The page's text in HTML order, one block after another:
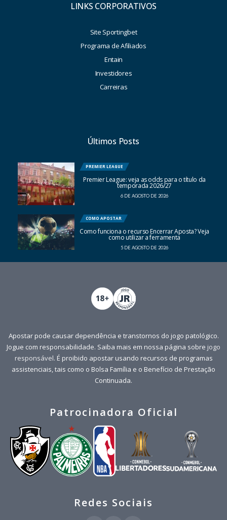
LINKS CORPORATIVOS
Site Sportingbet
Programa de Afiliados
Entain
Investidores
Carreiras
Últimos Posts
PREMIER LEAGUE
Premier League: veja as odds para o título da
temporada 2026/27
6 DE AGOSTO DE 2026
COMO APOSTAR
Como funciona o recurso Encerrar Aposta? Veja
como utilizar a ferramenta
5 DE AGOSTO DE 2026
Apostar pode causar dependência e transtornos do jogo patológico.
Jogue com responsabilidade. Saiba mais em nossa página sobre jogo
responsável. É proibido apostar usando recursos de programas
assistenciais, tais como o Bolsa Família e o Benefício de Prestação
Continuada.
Patrocinadora Oficial
Redes Sociais